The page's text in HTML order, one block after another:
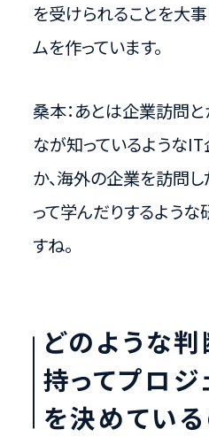
を受けられることを大
ムを作っています。
桑本：あとは企業訪問
なが知っているような
か、海外の企業を訪問
って学んだりするよう
すね。
どのような
持ってプロ
を決めてい